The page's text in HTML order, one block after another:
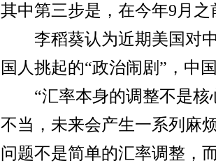
其中第三步是，在今年9月
李稻葵认为近期美国对中
国人挑起的“政治闹剧”，中
“汇率本身的调整不是核
不当，未来会产生一系列麻
问题不是简单的汇率调整，